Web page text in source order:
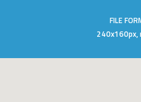
FILE
240x160px,